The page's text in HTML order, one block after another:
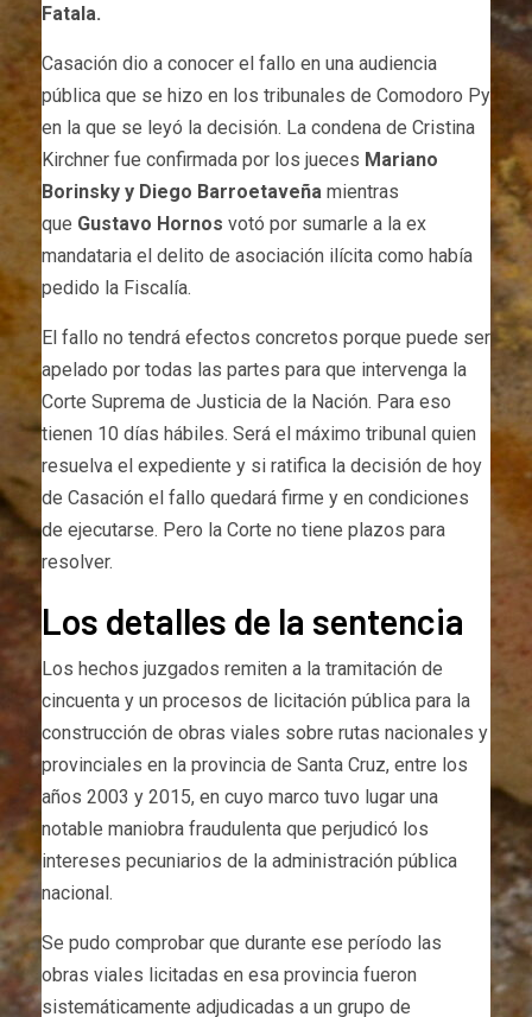
Fatala.
Casación dio a conocer el fallo en una audiencia
pública que se hizo en los tribunales de Comodoro Py
en la que se leyó la decisión. La condena de Cristina
Kirchner fue confirmada por los jueces Mariano
Borinsky y Diego Barroetaveña mientras
que Gustavo Hornos votó por sumarle a la ex
mandataria el delito de asociación ilícita como había
pedido la Fiscalía.
El fallo no tendrá efectos concretos porque puede ser
apelado por todas las partes para que intervenga la
Corte Suprema de Justicia de la Nación. Para eso
tienen 10 días hábiles. Será el máximo tribunal quien
resuelva el expediente y si ratifica la decisión de hoy
de Casación el fallo quedará firme y en condiciones
de ejecutarse. Pero la Corte no tiene plazos para
resolver.
Los detalles de la sentencia
Los hechos juzgados remiten a la tramitación de
cincuenta y un procesos de licitación pública para la
construcción de obras viales sobre rutas nacionales y
provinciales en la provincia de Santa Cruz, entre los
años 2003 y 2015, en cuyo marco tuvo lugar una
notable maniobra fraudulenta que perjudicó los
intereses pecuniarios de la administración pública
nacional.
Se pudo comprobar que durante ese período las
obras viales licitadas en esa provincia fueron
sistemáticamente adjudicadas a un grupo de